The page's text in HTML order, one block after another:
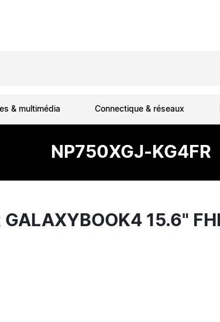
& multimédia Connectique & réseaux
NP750XGJ-KG4FR
15.6"